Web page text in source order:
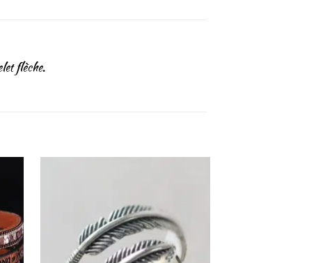
flèche.
Ajouter
à la liste
de
souhaits